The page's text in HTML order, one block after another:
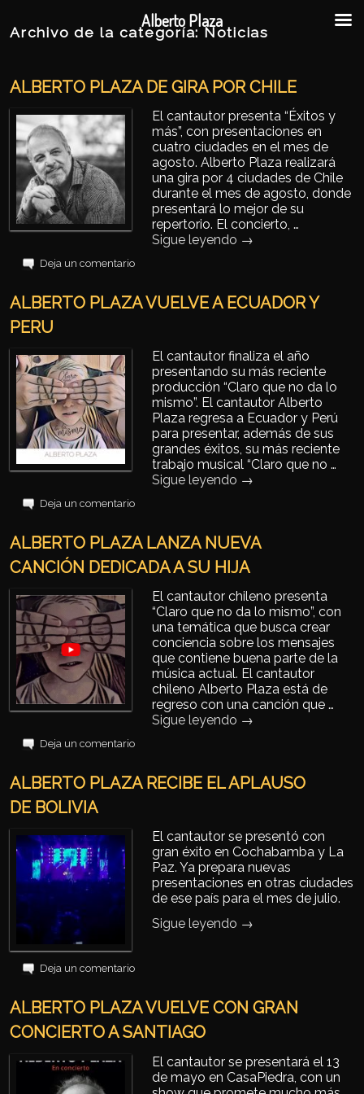
Archivo de la categoría: Noticias
ALBERTO PLAZA DE GIRA POR CHILE
El cantautor presenta “Éxitos y
más”, con presentaciones en
cuatro ciudades en el mes de
agosto. Alberto Plaza realizará
una gira por 4 ciudades de Chile
durante el mes de agosto, donde
presentará lo mejor de su
repertorio. El concierto, …
Sigue leyendo →
Deja un comentario
ALBERTO PLAZA VUELVE A ECUADOR Y
PERU
El cantautor finaliza el año
presentando su más reciente
producción “Claro que no da lo
mismo”. El cantautor Alberto
Plaza regresa a Ecuador y Perú
para presentar, además de sus
grandes éxitos, su más reciente
trabajo musical “Claro que no …
Sigue leyendo →
Deja un comentario
ALBERTO PLAZA LANZA NUEVA
CANCIÓN DEDICADA A SU HIJA
El cantautor chileno presenta
“Claro que no da lo mismo”, con
una temática que busca crear
conciencia sobre los mensajes
que contiene buena parte de la
música actual. El cantautor
chileno Alberto Plaza está de
regreso con una canción que …
Sigue leyendo →
Deja un comentario
ALBERTO PLAZA RECIBE EL APLAUSO
DE BOLIVIA
El cantautor se presentó con
gran éxito en Cochabamba y La
Paz. Ya prepara nuevas
presentaciones en otras ciudades
de ese país para el mes de julio.
Sigue leyendo →
Deja un comentario
ALBERTO PLAZA VUELVE CON GRAN
CONCIERTO A SANTIAGO
El cantautor se presentará el 13
de mayo en CasaPiedra, con un
Alberto Plaza